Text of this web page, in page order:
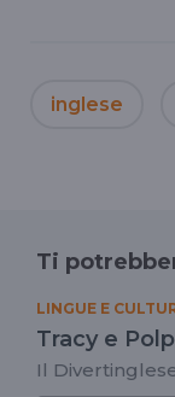
inglese
Ti
LINGUE E
Tracy e
Il